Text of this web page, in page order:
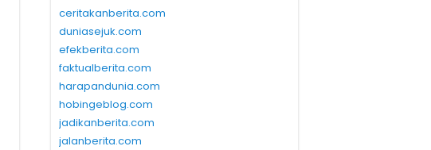
ceritakanberita.com
duniasejuk.com
efekberita.com
faktualberita.com
harapandunia.com
hobingeblog.com
jadikanberita.com
jalanberita.com